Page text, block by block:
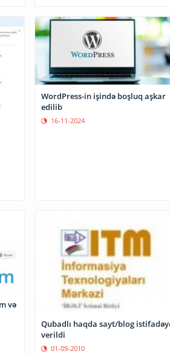
WordPress-in işində boşluq aşkar
edilib
16-11-2024
və
Qubadlı haqda sayt/blog
verildi
01-09-2010